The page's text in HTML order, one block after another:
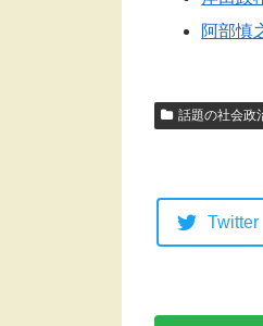
阿部慎
話題の社会政
Twitter